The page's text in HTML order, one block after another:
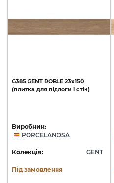
G385 GENT ROBLE 23x150
(плитка для підлоги і стін)
Виробник:
PORCELANOSA
Колекція: GENT
Під замовлення